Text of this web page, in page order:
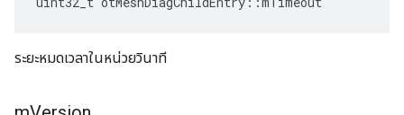
ระยะหมดเวลาในหน่วยวินาที